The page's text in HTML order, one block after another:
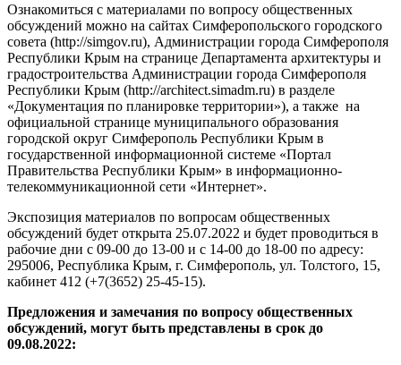
Ознакомиться с материалами по вопросу общественных
обсуждений можно на сайтах Симферопольского городского
совета (http://simgov.ru), Администрации города Симферополя
Республики Крым на странице Департамента архитектуры и
градостроительства Администрации города Симферополя
Республики Крым (http://architect.simadm.ru) в разделе
«Документация по планировке территории»), а также на
официальной странице муниципального образования
городской округ Симферополь Республики Крым в
государственной информационной системе «Портал
Правительства Республики Крым» в информационно-
телекоммуникационной сети «Интернет».
Экспозиция материалов по вопросам общественных
обсуждений будет открыта 25.07.2022 и будет проводиться в
рабочие дни с 09-00 до 13-00 и с 14-00 до 18-00 по адресу:
295006, Республика Крым, г. Симферополь, ул. Толстого, 15,
кабинет 412 (+7(3652) 25-45-15).
Предложения и замечания по вопросу общественных
обсуждений, могут быть представлены в срок до
09.08.2022: